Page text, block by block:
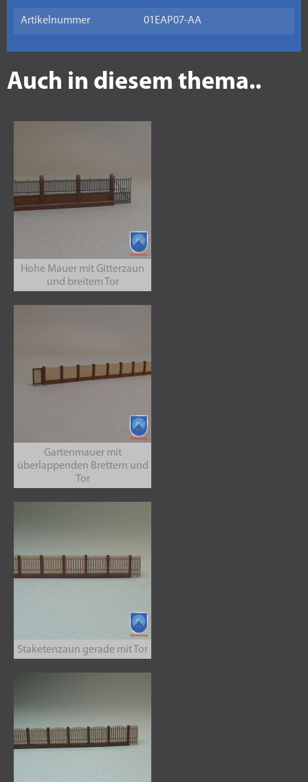
Artikelnummer 01EAP07-AA
Auch in diesem thema..
Hohe Mauer mit Gitterzaun
und breitem Tor
Gartenmauer mit
überlappenden Brettern und
Tor
Staketenzaun gerade mit Tor